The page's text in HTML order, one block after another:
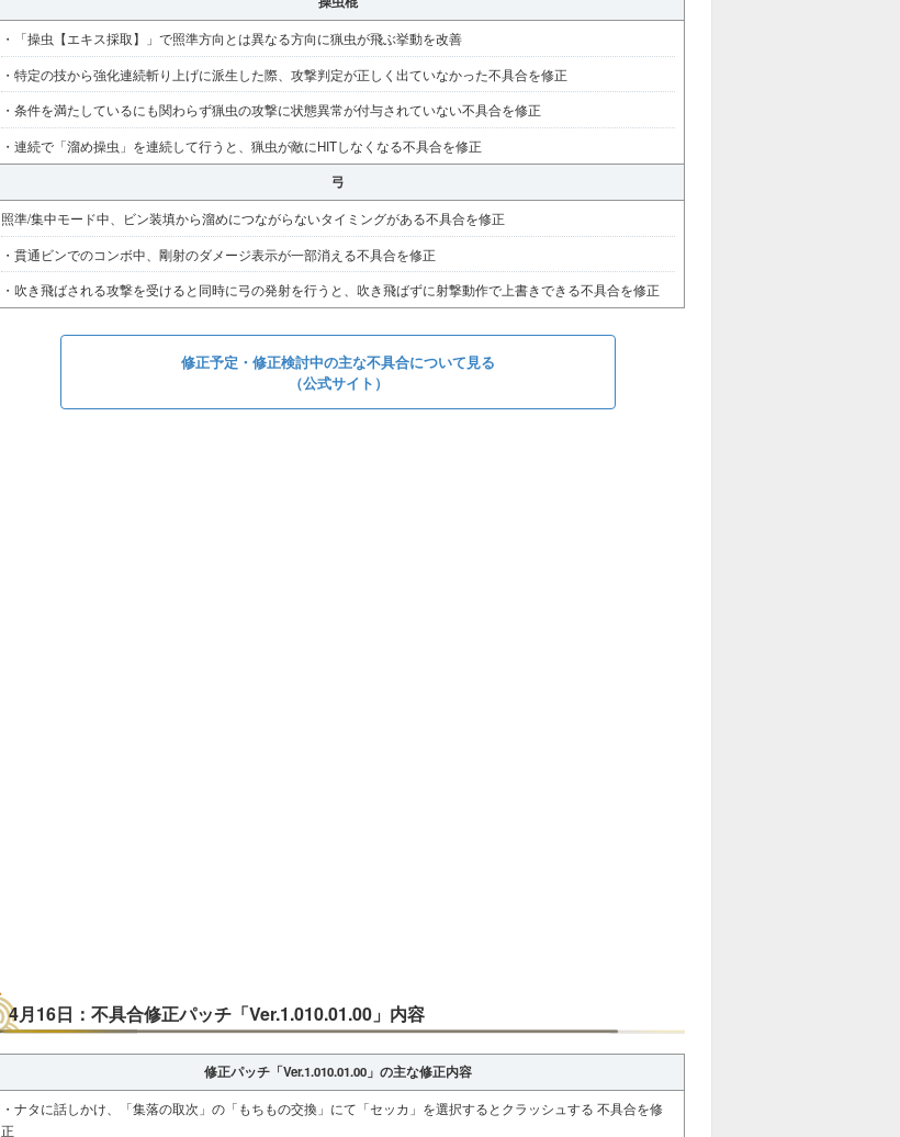
・「操虫【エキス採取】」で照準方向とは異なる方向に猟虫が飛ぶ挙動を改善
・特定の技から強化連続斬り上げに派生した際、攻撃判定が正しく出ていなかった不具合を修正
・条件を満たしているにも関わらず猟虫の攻撃に状態異常が付与されていない不具合を修正
・連続で「溜め操虫」を連続して行うと、猟虫が敵にHITしなくなる不具合を修正
弓
照準/集中モード中、ビン装填から溜めにつながらないタイミングがある不具合を修正
・貫通ビンでのコンボ中、剛射のダメージ表示が一部消える不具合を修正
・吹き飛ばされる攻撃を受けると同時に弓の発射を行うと、吹き飛ばずに射撃動作で上書きできる不具合を修正
修正予定・修正検討中の主な不具合について見る
（公式サイト）
4月16日：不具合修正パッチ「Ver.1.010.01.00」内容
修正パッチ「Ver.1.010.01.00」の主な修正内容
・ナタに話しかけ、「集落の取次」の「もちもの交換」にて「セッカ」を選択するとクラッシュする 不具合を修
正